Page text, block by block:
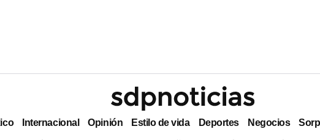
Internacional Opinión Estilo de vida Deportes Negocios